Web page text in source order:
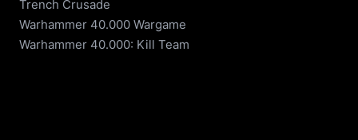
Trench Crusade
Warhammer 40.000 Wargame
Warhammer 40.000: Kill Team